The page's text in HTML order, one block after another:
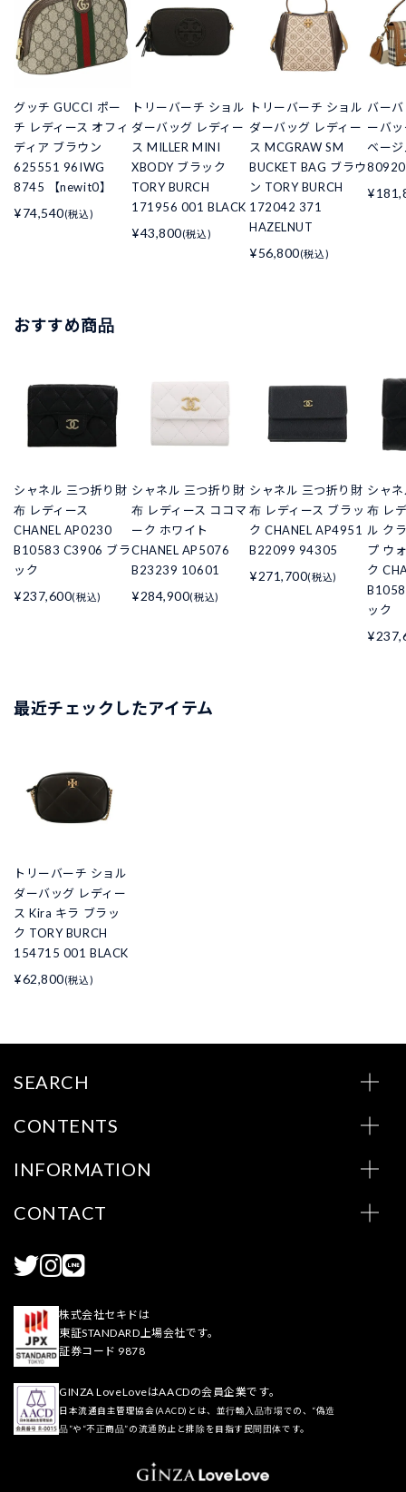
グッチ GUCCI ポー
チ レディース オフィ
ディア ブラウン
625551 96IWG
8745 【newit0】
¥74,540(税込)
トリーバーチ ショル
ダーバッグ レディー
ス MILLER MINI
XBODY ブラック
TORY BURCH
171956 001 BLACK
¥43,800(税込)
トリーバーチ ショル
ダーバッグ レディー
ス MCGRAW SM
BUCKET BAG ブラウ
ン TORY BURCH
172042 371
HAZELNUT
¥56,800(税込)
バー
ーバ
ベージ
おすすめ商品
シャネル 三つ折り財
布 レディース
CHANEL AP0230
B10583 C3906 ブラ
ック
¥237,600(税込)
シャネル 三つ折り財
布 レディース ココマ
ーク ホワイト
CHANEL AP5076
B23239 10601
¥284,900(税込)
シャネル 三つ折り財
布 レディース ブラッ
ク CHANEL AP4951
B22099 94305
¥271,700(税込)
シャ
布 レ
ル ク
プ ウ
ク
ック
最近チェックしたアイテム
トリーバーチ ショル
ダーバッグ レディー
ス Kira キラ ブラッ
ク TORY BURCH
154715 001 BLACK
¥62,800(税込)
SEARCH
CONTENTS
INFORMATION
CONTACT
株式会社セキドは
東証STANDARD上場会社です。
証券コード 9878
GINZA LoveLoveはAACDの会員企業です。
日本流通自主管理協会(AACD)とは、並行輸入品市場での、“偽造
品”や“不正商品”の流通防止と排除を目指す民間団体です。